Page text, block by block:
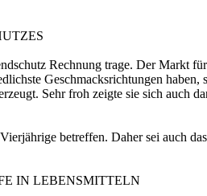
Rechnung trage. Der Markt
Geschmacksrichtungen
Sehr froh zeigte sie sich auch
betreffen. Daher sei auch
IN LEBENSMITTELN